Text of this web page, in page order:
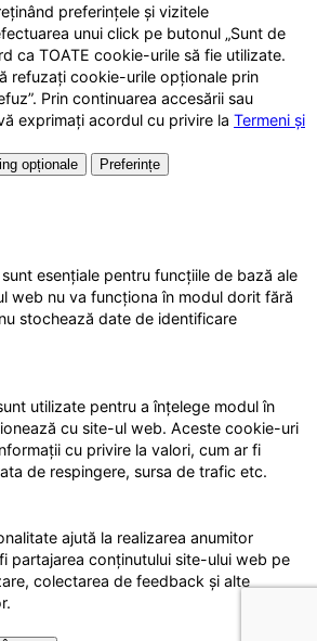
preferințele și vizitele
unui click pe butonul „Sunt de
ca TOATE cookie-urile să fie utilizate.
refuzați cookie-urile opționale prin
Prin continuarea accesării sau
exprimați acordul cu privire la Termeni și
opționale
Preferințe
esențiale pentru funcțiile de bază ale
web nu va funcționa în modul dorit fără
stochează date de identificare
utilizate pentru a înțelege modul în
cu site-ul web. Aceste cookie-uri
cu privire la valori, cum ar fi
de respingere, sursa de trafic etc.
ajută la realizarea anumitor
partajarea conținutului site-ului web pe
colectarea de feedback și alte